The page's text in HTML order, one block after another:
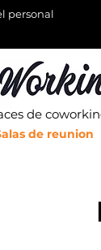
personal
de
de reunion